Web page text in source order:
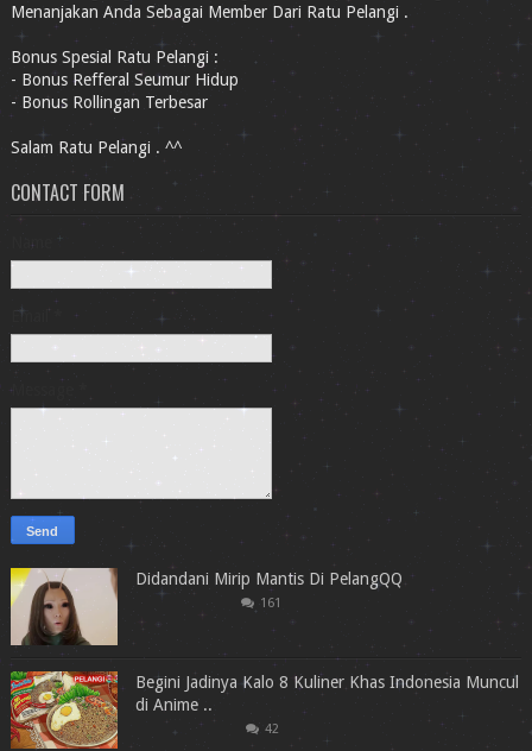
Menanjakan Anda Sebagai Member Dari Ratu Pelangi .
Bonus Spesial Ratu Pelangi :
- Bonus Refferal Seumur Hidup
- Bonus Rollingan Terbesar
Salam Ratu Pelangi . ^^
CONTACT FORM
Name
Email
Message
Didandani Mirip Mantis Di PelangQQ
161
Begini Jadinya Kalo 8 Kuliner Khas Indonesia Muncul
di Anime ..
42